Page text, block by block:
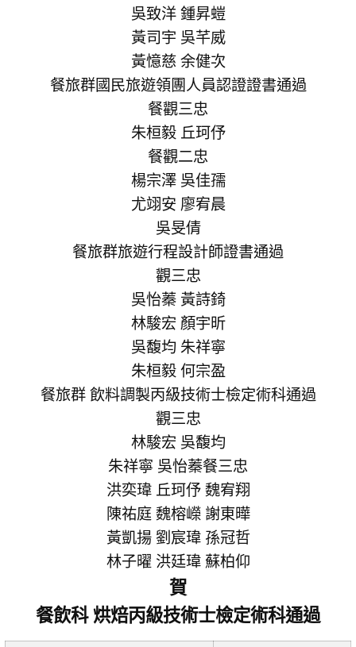
吳致洋 鍾昇螘
黃司宇 吳芊威
黃憶慈 余健次
餐旅群國民旅遊領團人員認證證書通過
餐觀三忠
朱桓毅 丘珂伃
餐觀二忠
楊宗澤 吳佳孺
尤翊安 廖宥晨
吳旻倩
餐旅群旅遊行程設計師證書通過
觀三忠
吳怡蓁 黃詩錡
林駿宏 顏宇昕
吳馥均 朱祥寧
朱桓毅 何宗盈
餐旅群 飲料調製丙級技術士檢定術科通過
觀三忠
林駿宏 吳馥均
朱祥寧 吳怡蓁餐三忠
洪奕瑋 丘珂伃 魏宥翔
陳祐庭 魏榕嶸 謝東曄
黃凱揚 劉宸瑋 孫冠哲
林子曜 洪廷瑋 蘇柏仰
賀
餐飲科 烘焙丙級技術士檢定術科通過